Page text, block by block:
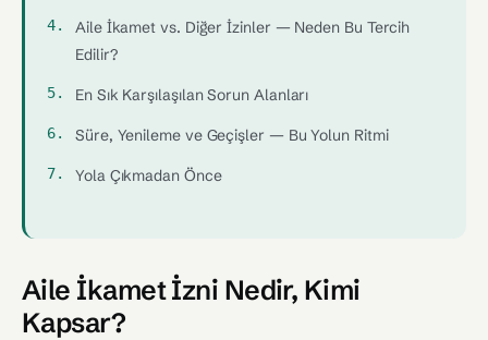
Aile İkamet vs. Diğer İzinler — Neden Bu Tercih
Edilir?
En Sık Karşılaşılan Sorun Alanları
Süre, Yenileme ve Geçişler — Bu Yolun Ritmi
Yola Çıkmadan Önce
Aile İkamet İzni Nedir, Kimi
Kapsar?